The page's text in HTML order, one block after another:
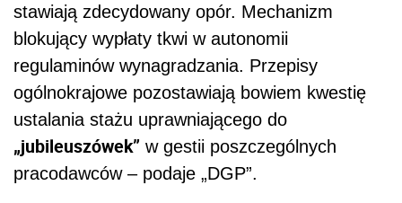
stawiają zdecydowany opór. Mechanizm
blokujący wypłaty tkwi w autonomii
regulaminów wynagradzania. Przepisy
ogólnokrajowe pozostawiają bowiem kwestię
ustalania stażu uprawniającego do
„jubileuszówek” w gestii poszczególnych
pracodawców – podaje „DGP”.